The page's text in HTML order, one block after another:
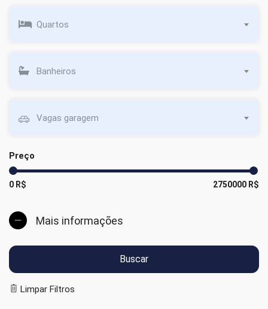
Quartos
Banheiros
Vagas garagem
Preço
0 R$ 2750000 R$
Buscar
Limpar Filtros